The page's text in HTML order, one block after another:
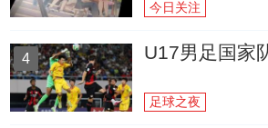
今日关注
4 U17男足国家
足球之夜